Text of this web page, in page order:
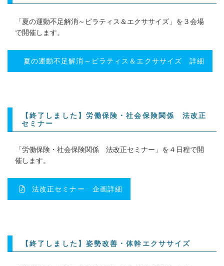
「夏の運動不足解消～ピラティス＆エクササイズ」を３会場
で開催します。
夏の運動不足解消～ピラティス＆エクササイズ 詳細
【終了しました】労働保険・社会保険関係 法改正
セミナー
「労働保険・社会保険関係 法改正セミナー」を４日程で開
催します。
法改正セミナー 企画詳細
【終了しました】姿勢改善・体幹エクササイズ